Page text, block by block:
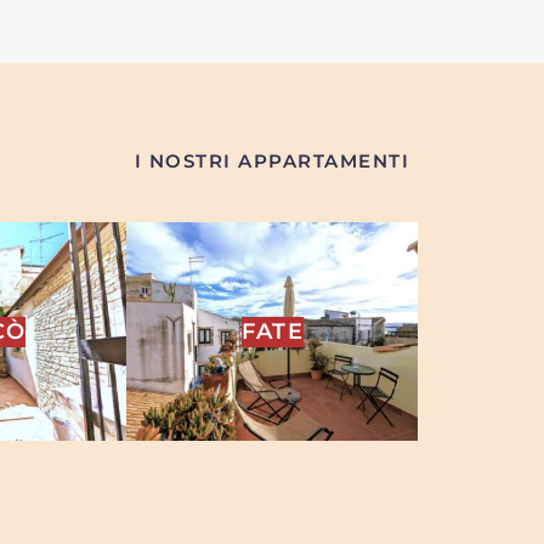
I NOSTRI APPARTAMENTI
FATE